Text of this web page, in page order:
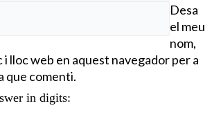
Desa
el meu
nom,
lloc web en aquest navegador per a
que comenti.
in digits: